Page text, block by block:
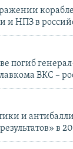
и НПЗ в
погиб
ВКС –
и
в